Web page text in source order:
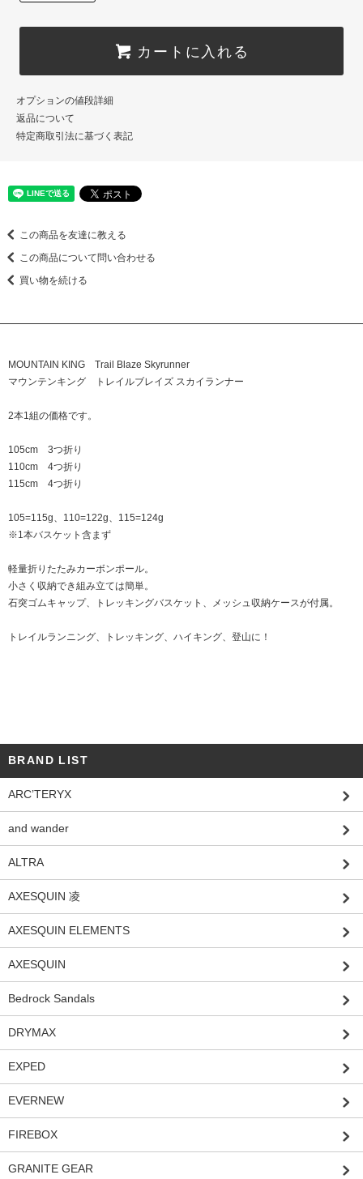
カートに入れる
オプションの値段詳細
返品について
特定商取引法に基づく表記
この商品を友達に教える
この商品について問い合わせる
買い物を続ける
MOUNTAIN KING Trail Blaze Skyrunner
マウンテンキング トレイルブレイズ スカイランナー
2本1組の価格です。
105cm 3つ折り
110cm 4つ折り
115cm 4つ折り
105=115g、110=122g、115=124g
※1本バスケット含まず
軽量折りたたみカーボンポール。
小さく収納でき組み立ては簡単。
石突ゴムキャップ、トレッキングバスケット、メッシュ収納ケースが付属。
トレイルランニング、トレッキング、ハイキング、登山に！
BRAND LIST
ARC’TERYX
and wander
ALTRA
AXESQUIN 凌
AXESQUIN ELEMENTS
AXESQUIN
Bedrock Sandals
DRYMAX
EXPED
EVERNEW
FIREBOX
GRANITE GEAR